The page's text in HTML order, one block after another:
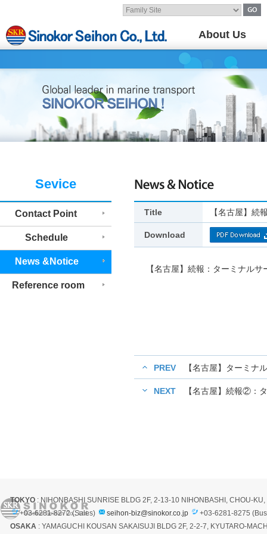
About Us
Sevice
Contact Point
Schedule
News &Notice
Reference room
Title 【名古屋】続
Download
【名古屋】続報：ターミナル
PREV 【名古屋】ターミナ
NEXT 【名古屋】続報②：
TOKYO : NIHONBASHI SUNRISE BLDG 2F, 2-13-10 NIHONBASHI, CHOU-
+03-6281-8272 (Sales)
seihon-biz@sinokor.co.jp
+03-6281-8275
OSAKA : YAMAGUCHI KOUSAN SAKAISUJI BLDG 2F, 2-2-7, KYUTARO-